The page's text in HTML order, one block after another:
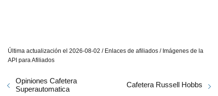
Última actualización el 2026-08-02 / Enlaces de afiliados / Imágenes de la
API para Afiliados
Opiniones Cafetera
Superautomatica
Cafetera Russell Hobbs